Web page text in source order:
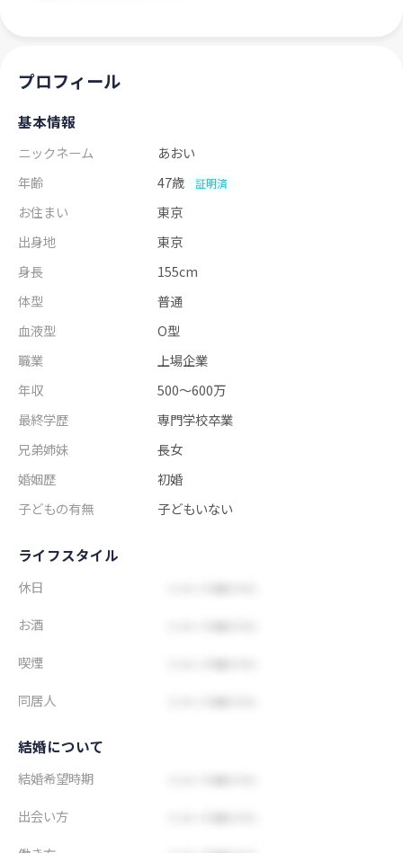
プロフィール
基本情報
ニックネーム
あおい
年齢
47歳 証明済
お住まい
東京
出身地
東京
身長
155cm
体型
普通
血液型
O型
職業
上場企業
年収
500～600万
最終学歴
専門学校卒業
兄弟姉妹
長女
婚姻歴
初婚
子どもの有無
子どもいない
ライフスタイル
休日
お酒
喫煙
同居人
結婚について
結婚希望時期
出会い方